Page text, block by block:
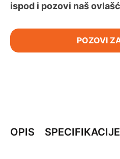
ispod i pozovi naš
POZOVI
OPIS SPECIFIKACIJE